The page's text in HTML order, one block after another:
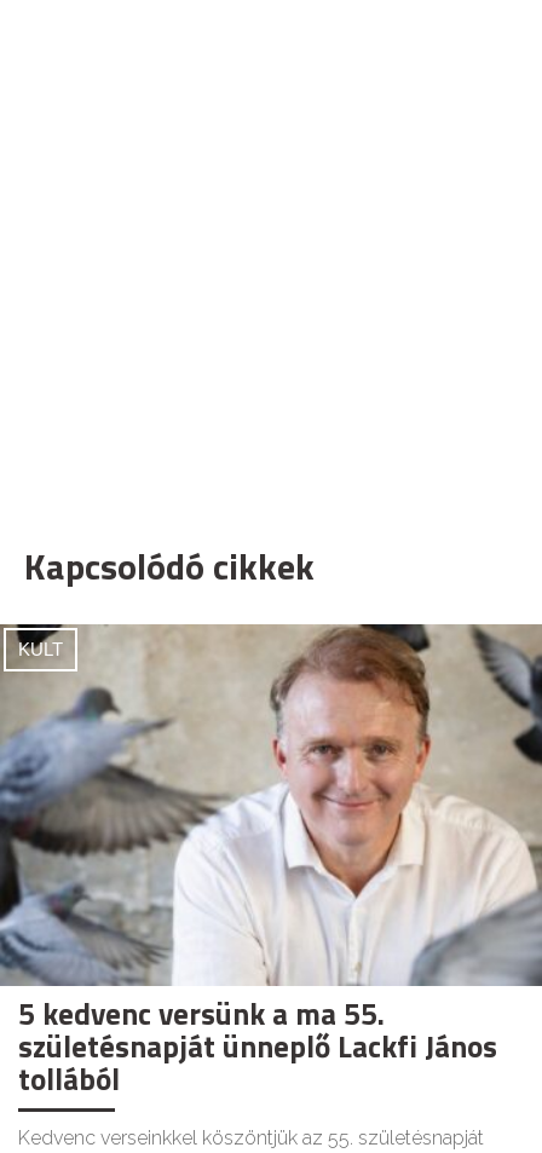
Kapcsolódó cikkek
KULT
5 kedvenc versünk a ma 55.
születésnapját ünneplő Lackfi János
tollából
Kedvenc verseinkkel köszöntjük az 55. születésnapját